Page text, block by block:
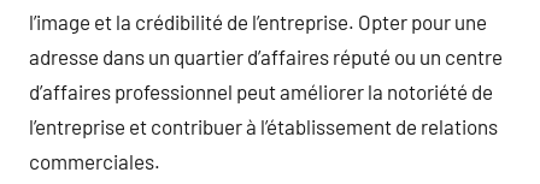
l’image et la crédibilité de l’entreprise. Opter pour une
adresse dans un quartier d’affaires réputé ou un centre
d’affaires professionnel peut améliorer la notoriété de
l’entreprise et contribuer à l’établissement de relations
commerciales.